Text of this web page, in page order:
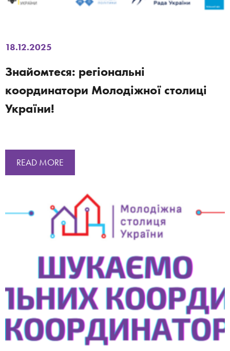
18.12.2025
Знайомтеся: регіональні
координатори Молодіжної столиці
України!
READ MORE